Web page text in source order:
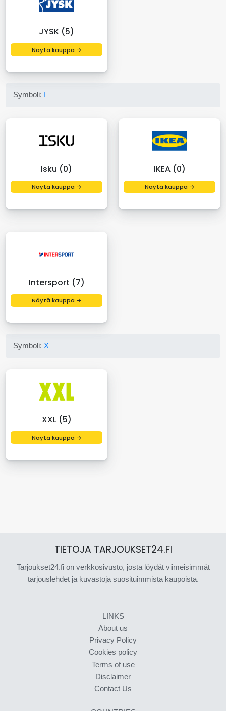
JYSK (5)
Näytä kauppa →
Symboli: I
Isku (0)
Näytä kauppa →
IKEA (0)
Näytä kauppa →
Intersport (7)
Näytä kauppa →
Symboli: X
XXL (5)
Näytä kauppa →
TIETOJA TARJOUKSET24.FI
Tarjoukset24.fi on verkkosivusto, josta löydät viimeisimmät
tarjouslehdet ja kuvastoja suosituimmista kaupoista.
LINKS
About us
Privacy Policy
Cookies policy
Terms of use
Disclaimer
Contact Us